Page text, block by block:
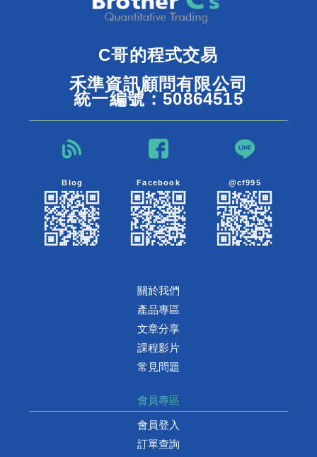
C哥的程式交易
禾準資訊顧問有限公司
統一編號：50864515
Blog Facebook @cf995
關於我們
產品專區
文章分享
課程影片
常見問題
會員專區
會員登入
訂單查詢